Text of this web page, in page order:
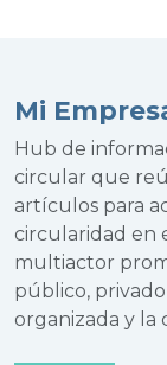
Mi
Hub de
circular que
artículos para
circularidad en
multiactor
público,
organizada y la